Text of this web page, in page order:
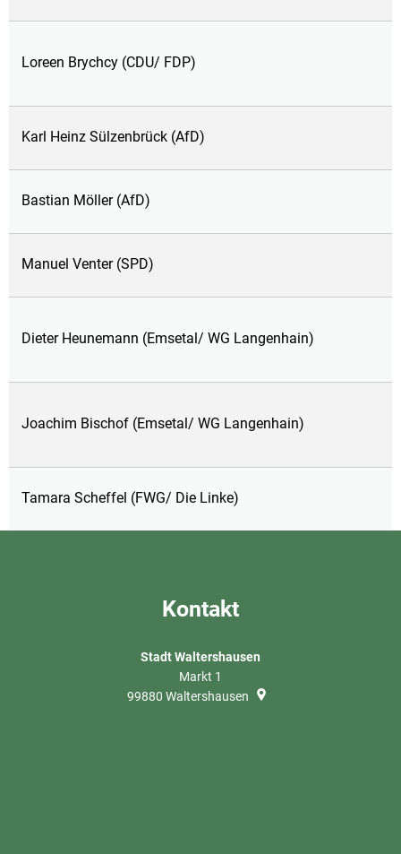
Loreen Brychcy (CDU/ FDP)
Karl Heinz Sülzenbrück (AfD)
Bastian Möller (AfD)
Manuel Venter (SPD)
Dieter Heunemann (Emsetal/ WG Langenhain)
Joachim Bischof (Emsetal/ WG Langenhain)
Tamara Scheffel (FWG/ Die Linke)
Kontakt
Stadt Waltershausen
Markt 1
99880 Waltershausen